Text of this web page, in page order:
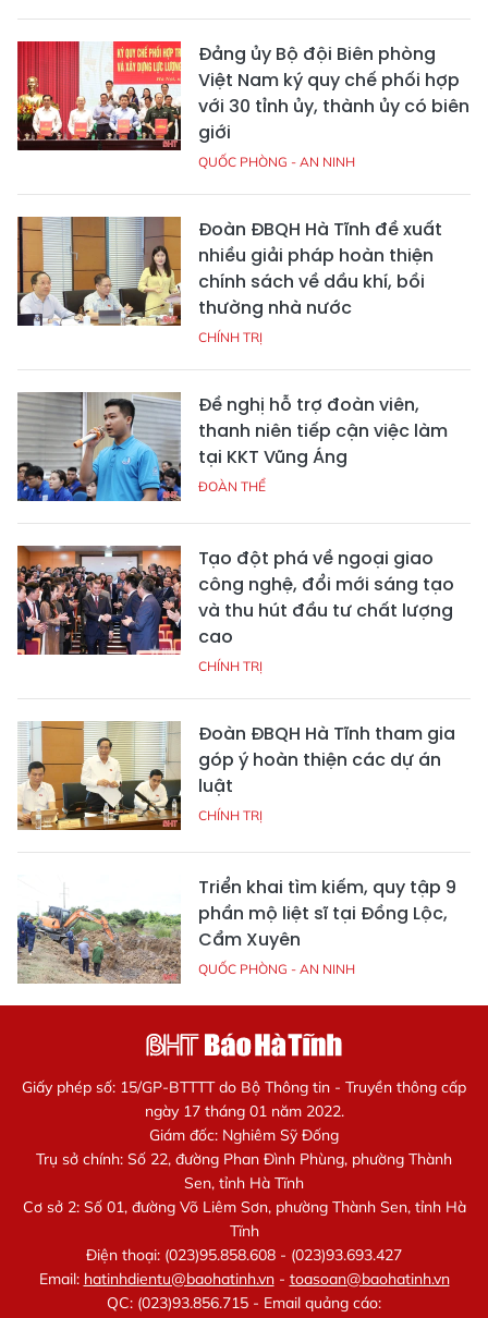
Đảng ủy Bộ đội Biên phòng
Việt Nam ký quy chế phối hợp
với 30 tỉnh ủy, thành ủy có biên
giới
QUỐC PHÒNG - AN NINH
Đoàn ĐBQH Hà Tĩnh đề xuất
nhiều giải pháp hoàn thiện
chính sách về dầu khí, bồi
thường nhà nước
CHÍNH TRỊ
Đề nghị hỗ trợ đoàn viên,
thanh niên tiếp cận việc làm
tại KKT Vũng Áng
ĐOÀN THỂ
Tạo đột phá về ngoại giao
công nghệ, đổi mới sáng tạo
và thu hút đầu tư chất lượng
cao
CHÍNH TRỊ
Đoàn ĐBQH Hà Tĩnh tham gia
góp ý hoàn thiện các dự án
luật
CHÍNH TRỊ
Triển khai tìm kiếm, quy tập 9
phần mộ liệt sĩ tại Đồng Lộc,
Cẩm Xuyên
QUỐC PHÒNG - AN NINH
Giấy phép số: 15/GP-BTTTT do Bộ Thông tin - Truyền thông cấp
ngày 17 tháng 01 năm 2022.
Giám đốc: Nghiêm Sỹ Đống
Trụ sở chính: Số 22, đường Phan Đình Phùng, phường Thành
Sen, tỉnh Hà Tĩnh
Cơ sở 2: Số 01, đường Võ Liêm Sơn, phường Thành Sen, tỉnh Hà
Tĩnh
Điện thoại: (023)95.858.608 - (023)93.693.427
Email: hatinhdientu@baohatinh.vn- toasoan@baohatinh.vn
QC: (023)93.856.715 - Email quảng cáo: